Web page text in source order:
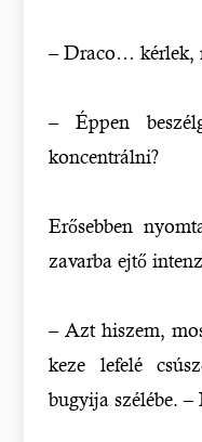
– Draco… kérlek,
– Éppen
koncentrálni?
Erősebben
zavarba ejtő
– Azt hiszem,
keze lefelé
bugyija szélébe.